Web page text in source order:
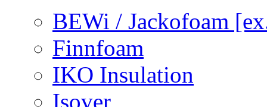
BEWi / Jackofoam
Finnfoam
IKO Insulation
Isover